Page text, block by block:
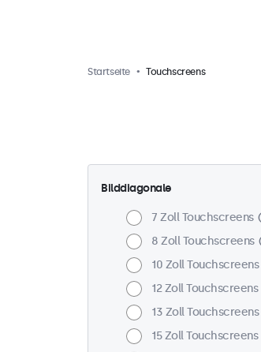
Startseite Touchscreens
Bilddiagonale
7 Zoll Touchscreens
8 Zoll Touchscreens
10 Zoll Touchscreens
12 Zoll Touchscreens
13 Zoll Touchscreens
15 Zoll Touchscreens